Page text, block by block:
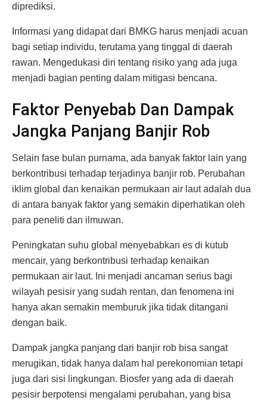
diprediksi.
Informasi yang didapat dari BMKG harus menjadi acuan
bagi setiap individu, terutama yang tinggal di daerah
rawan. Mengedukasi diri tentang risiko yang ada juga
menjadi bagian penting dalam mitigasi bencana.
Faktor Penyebab Dan Dampak
Jangka Panjang Banjir Rob
Selain fase bulan purnama, ada banyak faktor lain yang
berkontribusi terhadap terjadinya banjir rob. Perubahan
iklim global dan kenaikan permukaan air laut adalah dua
di antara banyak faktor yang semakin diperhatikan oleh
para peneliti dan ilmuwan.
Peningkatan suhu global menyebabkan es di kutub
mencair, yang berkontribusi terhadap kenaikan
permukaan air laut. Ini menjadi ancaman serius bagi
wilayah pesisir yang sudah rentan, dan fenomena ini
hanya akan semakin memburuk jika tidak ditangani
dengan baik.
Dampak jangka panjang dari banjir rob bisa sangat
merugikan, tidak hanya dalam hal perekonomian tetapi
juga dari sisi lingkungan. Biosfer yang ada di daerah
pesisir berpotensi mengalami perubahan, yang bisa